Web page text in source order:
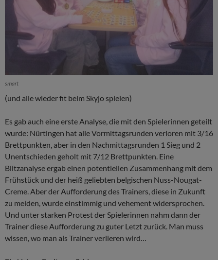
smart
(und alle wieder fit beim Skyjo spielen)
Es gab auch eine erste Analyse, die mit den Spielerinnen geteilt
wurde: Nürtingen hat alle Vormittagsrunden verloren mit 3/16
Brettpunkten, aber in den Nachmittagsrunden 1 Sieg und 2
Unentschieden geholt mit 7/12 Brettpunkten. Eine
Blitzanalyse ergab einen potentiellen Zusammenhang mit dem
Frühstück und der heiß geliebten belgischen Nuss-Nougat-
Creme. Aber der Aufforderung des Trainers, diese in Zukunft
zu meiden, wurde einstimmig und vehement widersprochen.
Und unter starken Protest der Spielerinnen nahm dann der
Trainer diese Aufforderung zu guter Letzt zurück. Man muss
wissen, wo man als Trainer verlieren wird…